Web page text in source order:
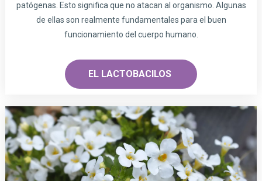
patógenas. Esto significa que no atacan al organismo. Algunas
de ellas son realmente fundamentales para el buen
funcionamiento del cuerpo humano.
EL LACTOBACILOS